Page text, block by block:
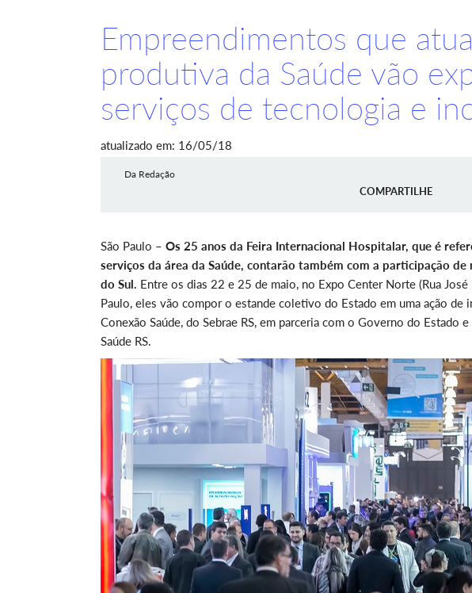
Empreendimentos que
produtiva da Saúde vão
serviços de tecnologia e
atualizado em: 16/05/18
Da Redação
COMPARTILHE
São Paulo – Os 25 anos da Feira Internacional Hospitalar, que é
serviços da área da Saúde, contarão também com a participação
do Sul. Entre os dias 22 e 25 de maio, no Expo Center Norte (Rua
Paulo, eles vão compor o estande coletivo do Estado em uma ação
Conexão Saúde, do Sebrae RS, em parceria com o Governo do Estado
Saúde RS.